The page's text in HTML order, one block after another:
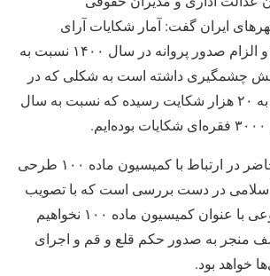
ایران گفت: آمار شکایات آرای
کمیسیون ماده ۱۰۰ و الزام صدور پروانه در سال ۱۴۰۰ نسبت به
چشمگیری داشته است به شکلی که در
سال ۱۴۰۰ شکایات به ۲۰ هزار شکایت رسیده که نسبت به سال
وی افزود: در حال حاضر در ارتباط با کمیسیون ماده ۱۰۰ طرحی
در دست بررسی است که با تصویب
نهایی آن دیگر موضوعی با عنوان کمیسیون ماده ۱۰۰ نخواهیم
منجر به صدور حکم قلع و قم و اجرای
خواهد بود.